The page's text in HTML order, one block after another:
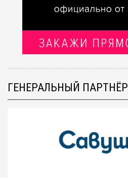
ГЕНЕРАЛЬНЫЙ ПАРТНЁР